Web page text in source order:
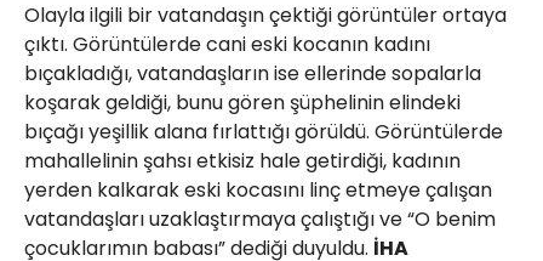
Olayla ilgili bir vatandaşın çektiği görüntüler ortaya
çıktı. Görüntülerde cani eski kocanın kadını
bıçakladığı, vatandaşların ise ellerinde sopalarla
koşarak geldiği, bunu gören şüphelinin elindeki
bıçağı yeşillik alana fırlattığı görüldü. Görüntülerde
mahallelinin şahsı etkisiz hale getirdiği, kadının
yerden kalkarak eski kocasını linç etmeye çalışan
vatandaşları uzaklaştırmaya çalıştığı ve “O benim
çocuklarımın babası” dediği duyuldu. İHA